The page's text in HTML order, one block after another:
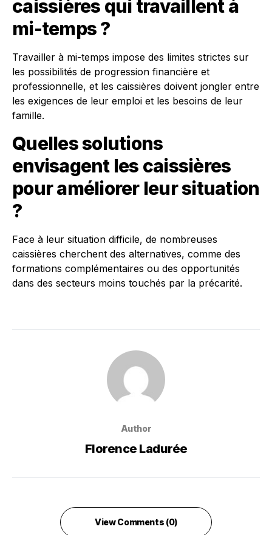
caissières qui travaillent à
mi-temps ?
Travailler à mi-temps impose des limites strictes sur
les possibilités de progression financière et
professionnelle, et les caissières doivent jongler entre
les exigences de leur emploi et les besoins de leur
famille.
Quelles solutions
envisagent les caissières
pour améliorer leur situation
?
Face à leur situation difficile, de nombreuses
caissières cherchent des alternatives, comme des
formations complémentaires ou des opportunités
dans des secteurs moins touchés par la précarité.
Author
Florence Ladurée
View Comments (0)